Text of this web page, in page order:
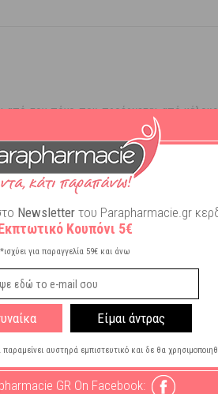
τον πόνο που προέρχεται από
Newsletter του Parapharmacie.gr
Κουπόνι 5€
*ισχύει για παραγγελία 59€ και άνω
Είμαι άντρας
αυστηρά εμπιστευτικό και δε θα
GR On Facebook: